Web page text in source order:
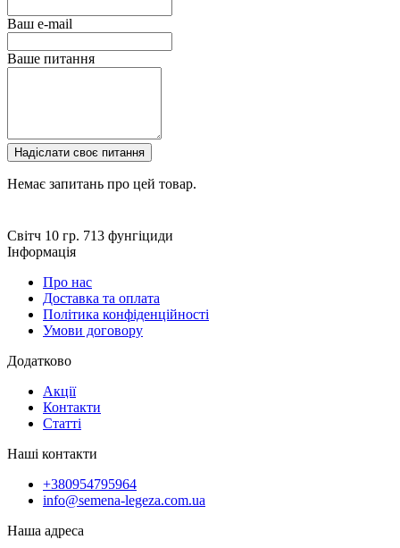
Ваш e-mail
Ваше питання
Надіслати своє питання
Немає запитань про цей товар.
Світч 10 гр. 713 фунгіциди
Інформація
Про нас
Доставка та оплата
Політика конфіденційності
Умови договору
Додатково
Акції
Контакти
Статті
Наші контакти
+380954795964
info@semena-legeza.com.ua
Наша адреса